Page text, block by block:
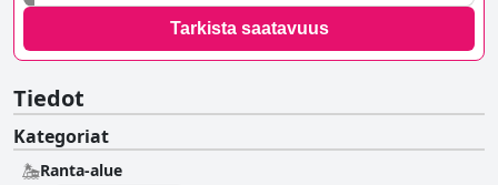
Tarkista saatavuus
Tiedot
Kategoriat
Ranta-alue